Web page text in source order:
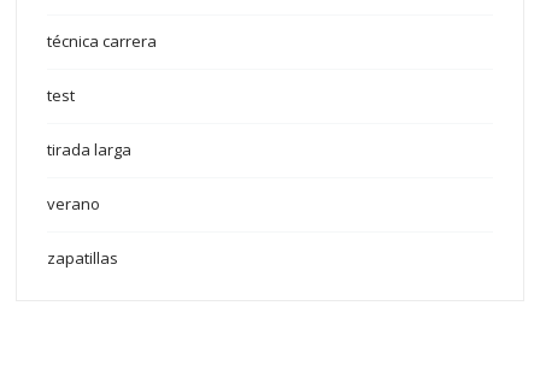
técnica carrera
test
tirada larga
verano
zapatillas